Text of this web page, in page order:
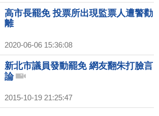
高市長罷免 投票所出現監票人遭警勸
離
2020-06-06 15:36:08
新北市議員發動罷免 網友翻朱打臉言
論
2015-10-19 21:25:47